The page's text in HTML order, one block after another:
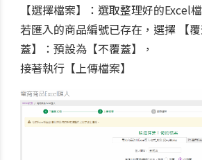
【選擇檔案】：選取整理好的Excel
若匯入的商品編號已存在，選擇 【
蓋】：預設為【不覆蓋】，
接著執行【上傳檔案】